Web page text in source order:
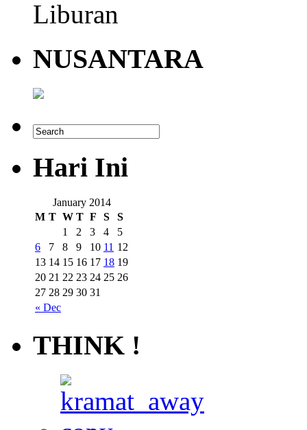
NUSANTARA
Hari Ini
January 2014
M T W T F S S
« Dec
1 2 3 4
5
6
7 8 9 10 11 12
13 14 15 16 17 18 19
20 21 22 23 24 25 26
27 28 29 30 31
THINK !